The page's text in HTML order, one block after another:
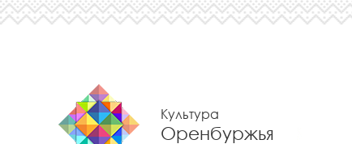
Культура
Оренбуржья